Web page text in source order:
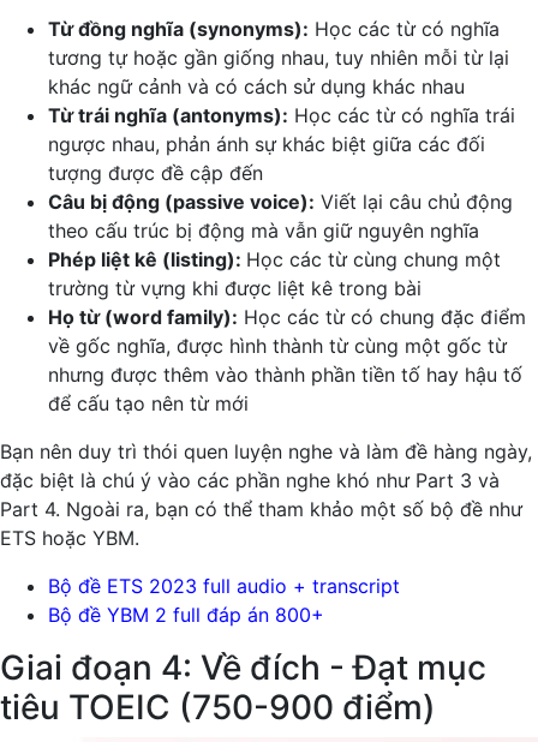
Từ đồng nghĩa (synonyms): Học các từ có nghĩa
tương tự hoặc gần giống nhau, tuy nhiên mỗi từ lại
khác ngữ cảnh và có cách sử dụng khác nhau
Từ trái nghĩa (antonyms): Học các từ có nghĩa trái
ngược nhau, phản ánh sự khác biệt giữa các đối
tượng được đề cập đến
Câu bị động (passive voice): Viết lại câu chủ động
theo cấu trúc bị động mà vẫn giữ nguyên nghĩa
Phép liệt kê (listing): Học các từ cùng chung một
trường từ vựng khi được liệt kê trong bài
Họ từ (word family): Học các từ có chung đặc điểm
về gốc nghĩa, được hình thành từ cùng một gốc từ
nhưng được thêm vào thành phần tiền tố hay hậu tố
để cấu tạo nên từ mới
Bạn nên duy trì thói quen luyện nghe và làm đề hàng ngày,
đặc biệt là chú ý vào các phần nghe khó như Part 3 và
Part 4. Ngoài ra, bạn có thể tham khảo một số bộ đề như
ETS hoặc YBM.
Bộ đề ETS 2023 full audio + transcript
Bộ đề YBM 2 full đáp án 800+
Giai đoạn 4: Về đích - Đạt mục
tiêu TOEIC (750-900 điểm)